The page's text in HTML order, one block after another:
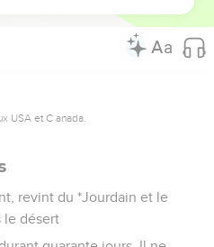
USA et C anada.
revint du *Jourdain et le
le désert